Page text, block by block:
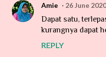
Amie 26 June
Dapat satu,
kurangnya dapat
REPLY